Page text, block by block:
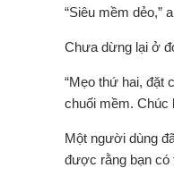
“Siêu mềm dẻo,”
Chưa dừng lại ở
“Mẹo thứ hai, đặt
chuối mềm. Chúc
Một người dùng
được rằng bạn có